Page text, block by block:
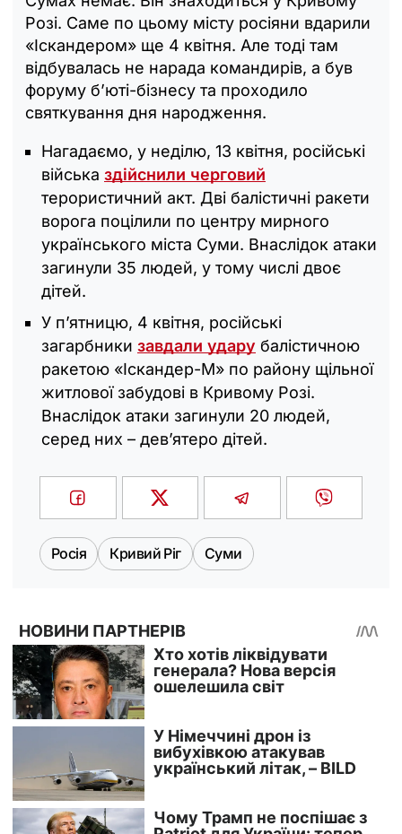
Розі. Саме по цьому місту росіяни вдарили
«Іскандером» ще 4 квітня. Але тоді там
відбувалась не нарада командирів, а був
форуму б’юті-бізнесу та проходило
святкування дня народження.
Нагадаємо, у неділю, 13 квітня, російські
війська здійснили черговий
терористичний акт. Дві балістичні ракети
ворога поцілили по центру мирного
українського міста Суми. Внаслідок атаки
загинули 35 людей, у тому числі двоє
дітей.
У п’ятницю, 4 квітня, російські
загарбники завдали удару балістичною
ракетою «Іскандер-М» по району щільної
житлової забудові в Кривому Розі.
Внаслідок атаки загинули 20 людей,
серед них – дев’ятеро дітей.
Росія Кривий Ріг Суми